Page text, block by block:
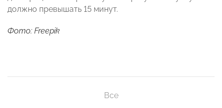
должно превышать 15 минут.
Фото: Freepik
Все